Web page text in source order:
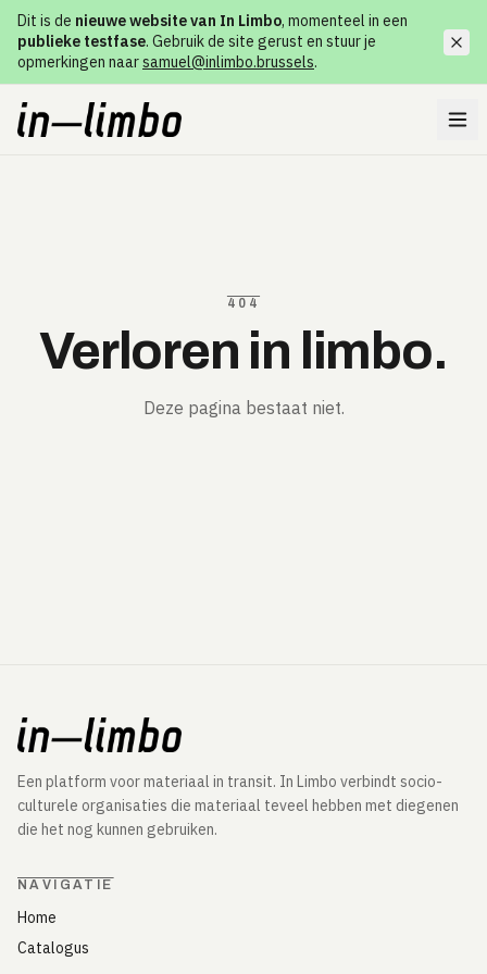
Dit is de nieuwe website van In Limbo, momenteel in een
publieke testfase. Gebruik de site gerust en stuur je
opmerkingen naarsamuel@inlimbo.brussels.
404
Verloren in limbo.
Deze pagina bestaat niet.
Een platform voor materiaal in transit. In Limbo verbindt socio-
culturele organisaties die materiaal teveel hebben met diegenen
die het nog kunnen gebruiken.
NAVIGATIE
Home
Catalogus